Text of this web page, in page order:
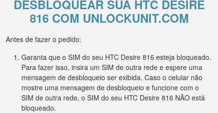
DESBLOQUEAR SUA HTC DESIRE
816 COM UNLOCKUNIT.COM
Antes de fazer o pedido:
Garanta que o SIM do seu HTC Desire 816 esteja bloqueado.
Para fazer isso, insira um SIM de outra rede e espere uma
mensagem de desbloqueio ser exibida. Caso o celular não
mostre uma mensagem de desbloqueio e funcione com o
SIM de outra rede, o SIM do seu HTC Desire 816 NÃO está
bloqueado.